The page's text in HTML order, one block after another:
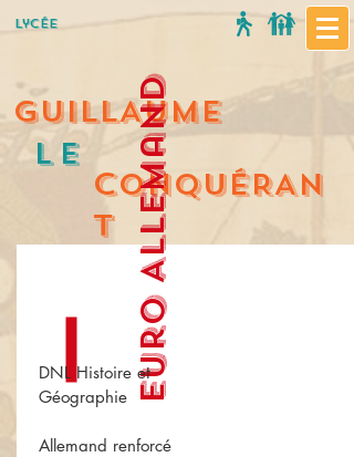
Lycée
GUILLAUME
Le
CONQUÉRAN
T Euro Allemand
DNL Histoire et
Géographie
Allemand renforcé